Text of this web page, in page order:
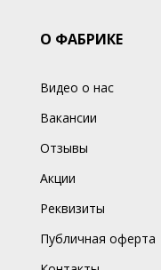
О ФАБРИКЕ
Видео о нас
Вакансии
Отзывы
Акции
Реквизиты
Публичная оферта